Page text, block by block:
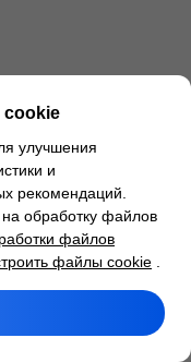
cookie
улучшения
и
рекомендаций.
обработку файлов
файлов
файлы cookie